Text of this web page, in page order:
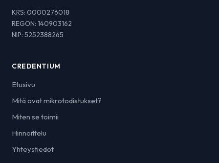
KRS: 0000276018
REGON: 140903162
NIP: 5252388265
CREDENTIUM
Etusivu
Mitä ovat mikrotodistukset?
Miten se toimii
Hinnoittelu
Yhteystiedot